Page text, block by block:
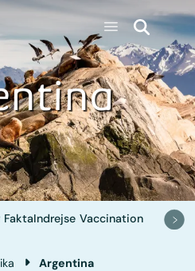
FaktaIndrejse Vaccination
Argentina